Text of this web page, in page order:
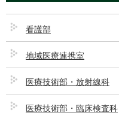
麻酔科・ペインクリニック・漢
看護部
地域医療連携室
医療技術部・放射線科
医療技術部・臨床検査科